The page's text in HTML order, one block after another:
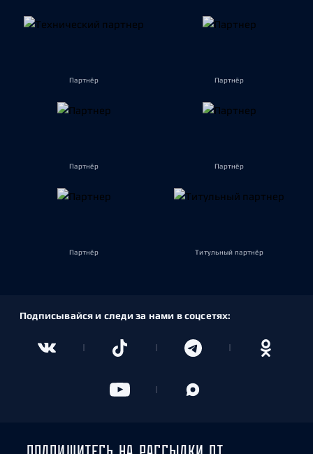
Партнёр Партнёр
Партнёр Партнёр
Партнёр Титульный партнёр
Подписывайся и следи за нами в соцсетях: